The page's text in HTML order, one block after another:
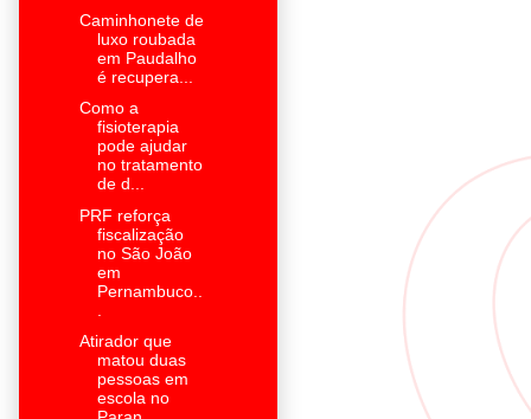
Caminhonete de
luxo roubada
em Paudalho
é recupera...
Como a
fisioterapia
pode ajudar
no tratamento
de d...
PRF reforça
fiscalização
no São João
em
Pernambuco..
Atirador que
matou duas
pessoas em
escola no